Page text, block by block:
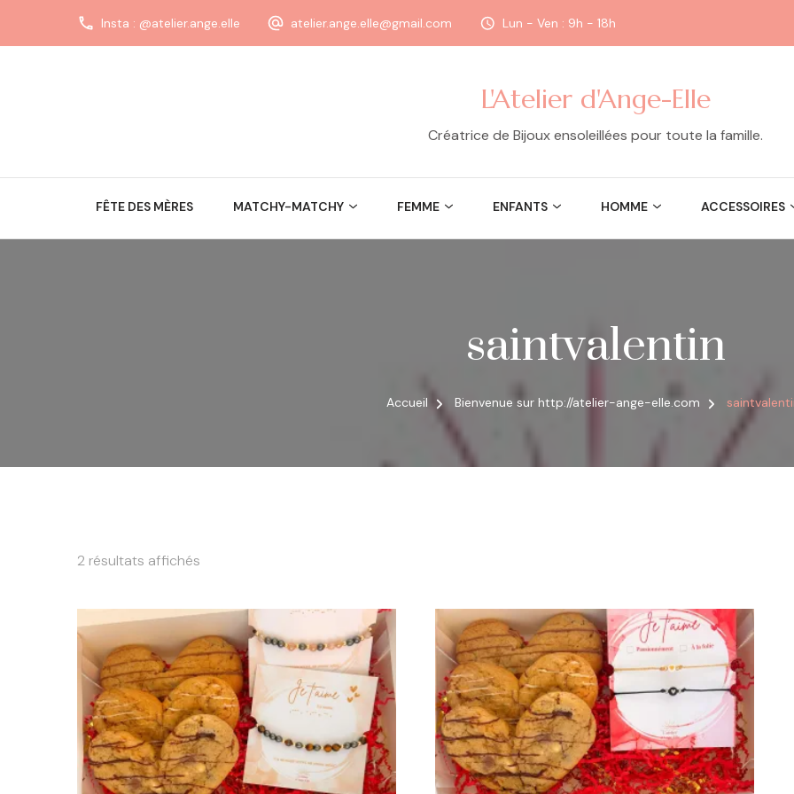
Insta : @atelier.ange.elle atelier.ange.elle@gmail.com Lun - Ven : 9h - 18h
L'Atelier d'Ange-Elle
Créatrice de Bijoux ensoleillées pour toute la famille.
FÊTE DES MÈRES MATCHY-MATCHY FEMME ENFANTS HOMME ACCESSOIRES
saintvalentin
Accueil Bienvenue sur http://atelier-ange-elle.com
2 résultats affichés